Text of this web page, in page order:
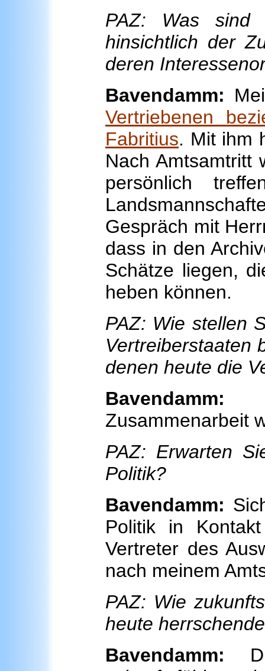
PAZ: Was sind
hinsichtlich der
deren
Bavendamm:
Vertriebenen
Fabritius. Mit ihm
Nach Amtsamtritt
persönlich
Gespräch mit
dass in den
Schätze liegen,
heben können.
PAZ: Wie stellen
Vertreiberstaaten
denen heute die
Bavendamm:
Zusammenarbeit
PAZ: Erwarten
Politik?
Bavendamm:
Politik in
Vertreter des
nach meinem
PAZ: Wie
heute
Bavendamm: